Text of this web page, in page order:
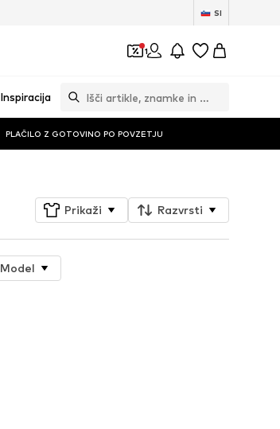
SI
1
Inspiracija
PLAČILO Z GOTOVINO PO POVZETJU
Prikaži Razvrsti
Model